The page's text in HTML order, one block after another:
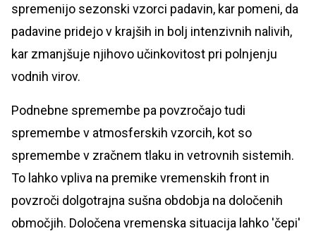
spremenijo sezonski vzorci padavin, kar pomeni, da
padavine pridejo v krajših in bolj intenzivnih nalivih,
kar zmanjšuje njihovo učinkovitost pri polnjenju
vodnih virov.
Podnebne spremembe pa povzročajo tudi
spremembe v atmosferskih vzorcih, kot so
spremembe v zračnem tlaku in vetrovnih sistemih.
To lahko vpliva na premike vremenskih front in
povzroči dolgotrajna sušna obdobja na določenih
območjih. Določena vremenska situacija lahko 'čepi'